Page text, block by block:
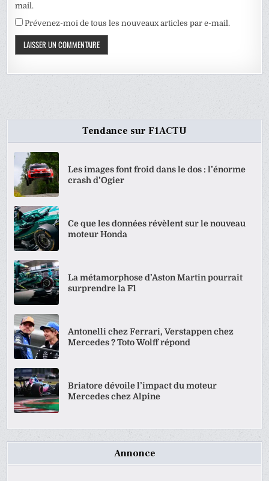
mail.
Prévenez-moi de tous les nouveaux articles par e-mail.
Tendance sur F1ACTU
Les images font froid dans le dos : l’énorme
crash d’Ogier
Ce que les données révèlent sur le nouveau
moteur Honda
La métamorphose d’Aston Martin pourrait
surprendre la F1
Antonelli chez Ferrari, Verstappen chez
Mercedes ? Toto Wolff répond
Briatore dévoile l’impact du moteur
Mercedes chez Alpine
Annonce